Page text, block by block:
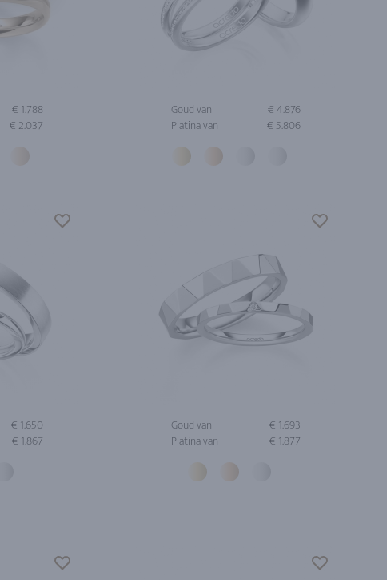
€ 1.788
€ 2.037
Goud van
€ 4.876
Platina van
€ 5.806
€ 1.650
€ 1.867
Goud van
€ 1.693
Platina van
€ 1.877